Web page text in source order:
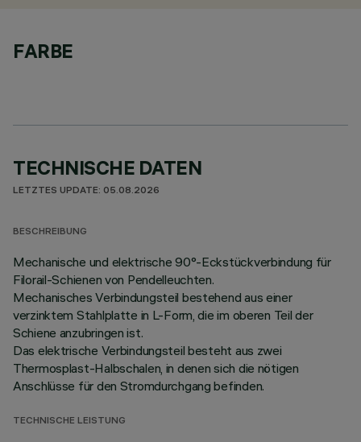
FARBE
TECHNISCHE DATEN
LETZTES UPDATE: 05.08.2026
BESCHREIBUNG
Mechanische und elektrische 90°-Eckstückverbindung für
Filorail-Schienen von Pendelleuchten.
Mechanisches Verbindungsteil bestehend aus einer
verzinktem Stahlplatte in L-Form, die im oberen Teil der
Schiene anzubringen ist.
Das elektrische Verbindungsteil besteht aus zwei
Thermosplast-Halbschalen, in denen sich die nötigen
Anschlüsse für den Stromdurchgang befinden.
TECHNISCHE LEISTUNG